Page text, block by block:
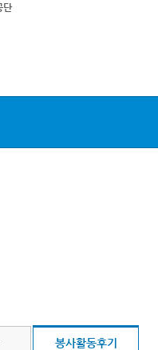
봉사활동후기